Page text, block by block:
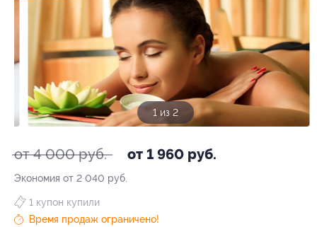
1 из 2
от 4 000 руб. от 1 960 руб.
Экономия от 2 040 руб.
1 купон купили
Время продаж ограничено!